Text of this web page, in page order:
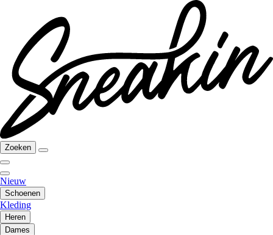
Zoeken
Nieuw
Schoenen
Kleding
Heren
Dames